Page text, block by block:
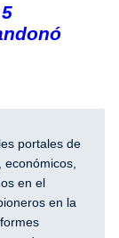
portales de
en el
en la